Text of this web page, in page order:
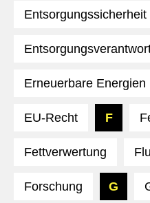
Entsorgungssicherheit
Erneuerbare Energien
EU-Recht F
Fettverwertung
Forschung G